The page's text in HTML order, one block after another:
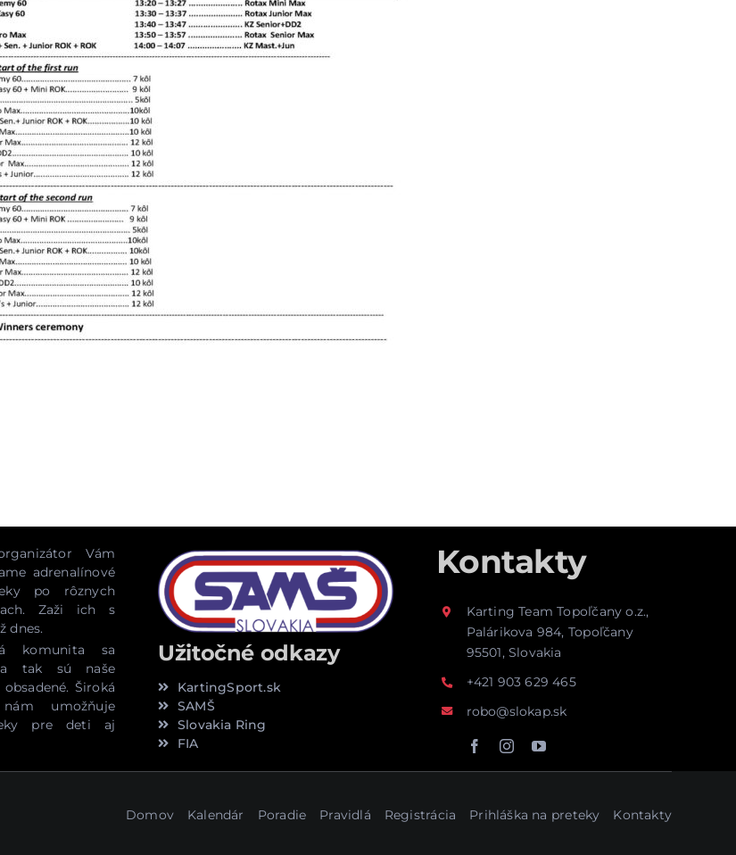
Vám
adrenalínové
po rôznych
Zaži ich s
dnes.
komunita sa
a tak sú naše
Široká
umožňuje
pre deti aj
Užitočné odkazy
KartingSport.sk
SAMŠ
Slovakia Ring
FIA
Kontakty
Karting Team Topoľčany o.z.,
Palárikova 984, Topoľčany
95501, Slovakia
+421 903 629 465
robo@slokap.sk
Domov Kalendár Poradie Pravidlá Registrácia Prihláška na preteky Kontakty